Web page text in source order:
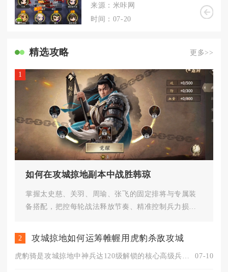
来源：米咔网
时间：07-20
精选攻略 更多>>
1
如何在攻城掠地副本中战胜韩琼
掌握太史慈、关羽、周瑜、张飞的固定排将与专属装
备搭配，把控每轮战法释放节奏、精准控制兵力损
2 攻城掠地如何运筹帷幄用虎豹杀敌攻城
07-10